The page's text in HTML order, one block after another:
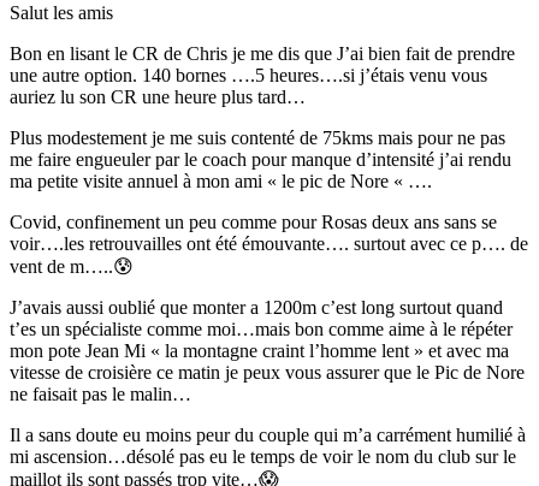
Salut les amis
Bon en lisant le CR de Chris je me dis que J’ai bien fait de prendre
une autre option. 140 bornes ….5 heures….si j’étais venu vous
auriez lu son CR une heure plus tard…
Plus modestement je me suis contenté de 75kms mais pour ne pas
me faire engueuler par le coach pour manque d’intensité j’ai rendu
ma petite visite annuel à mon ami « le pic de Nore « ….
Covid, confinement un peu comme pour Rosas deux ans sans se
voir….les retrouvailles ont été émouvante…. surtout avec ce p…. de
vent de m…..😰
J’avais aussi oublié que monter a 1200m c’est long surtout quand
t’es un spécialiste comme moi…mais bon comme aime à le répéter
mon pote Jean Mi « la montagne craint l’homme lent » et avec ma
vitesse de croisière ce matin je peux vous assurer que le Pic de Nore
ne faisait pas le malin…
Il a sans doute eu moins peur du couple qui m’a carrément humilié à
mi ascension…désolé pas eu le temps de voir le nom du club sur le
maillot ils sont passés trop vite…😱